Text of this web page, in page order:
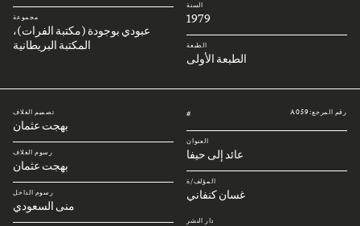
السنة
1979
الطبعة
الطبعة الأولى
مجموعة
عبودي بوجودة (مكتبة الفرات)،
المكتبة البريطانية
رقم المرجع: A059 #
العنوان
عائد إلى حيفا
المؤلف/ة
غسان كنفاني
دار النشر
تصميم الغلاف
بهجت عثمان
رسوم الغلاف
بهجت عثمان
رسوم الداخل
منى السعودي